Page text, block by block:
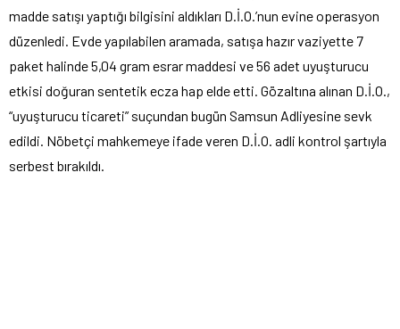
madde satışı yaptığı bilgisini aldıkları D.İ.O.’nun evine operasyon
düzenledi. Evde yapılabilen aramada, satışa hazır vaziyette 7
paket halinde 5,04 gram esrar maddesi ve 56 adet uyuşturucu
etkisi doğuran sentetik ecza hap elde etti. Gözaltına alınan D.İ.O.,
“uyuşturucu ticareti” suçundan bugün Samsun Adliyesine sevk
edildi. Nöbetçi mahkemeye ifade veren D.İ.O. adli kontrol şartıyla
serbest bırakıldı.